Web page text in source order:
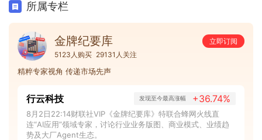
所属专栏
金牌纪要库
立即订阅
5123人购买 29131人关注
精粹专家视角 传递市场先声
行云科技 发现至今最高涨幅 +36.74%
8月2日22:14财联社VIP《金牌纪要库》特联合蜂网火线直
连“AI应用”领域专家，讨论行业业务版图、商业模式、业绩趋
势及大厂Agent生态。